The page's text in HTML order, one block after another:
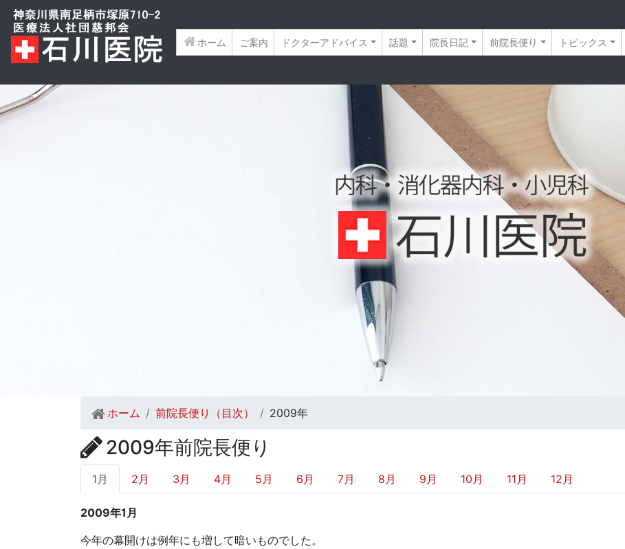
ホーム (current)
ご案内 ドクターアドバイス 話題 院長日記 前院長便り トピックス
ホーム 前院長便り（目次） 2009年
2009年前院長便り
1月 2月 3月 4月 5月 6月 7月 8月 9月 10月 11月 12月
2009年1月
今年の幕開けは例年にも増して暗いものでした。